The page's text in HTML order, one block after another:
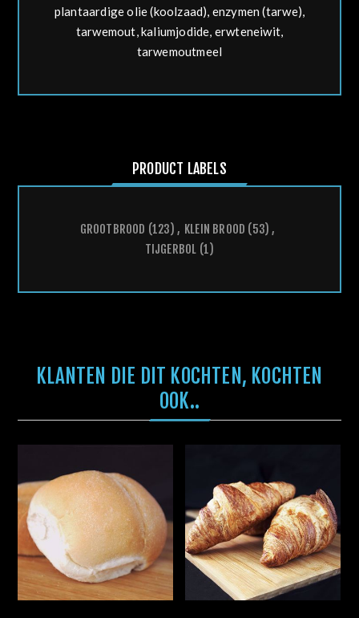
plantaardige olie (koolzaad), enzymen (tarwe),
tarwemout, kaliumjodide, erwteneiwit,
tarwemoutmeel
PRODUCT LABELS
GROOTBROOD (123) , KLEIN BROOD (53) ,
TIJGERBOL (1)
KLANTEN DIE DIT KOCHTEN, KOCHTEN
OOK..